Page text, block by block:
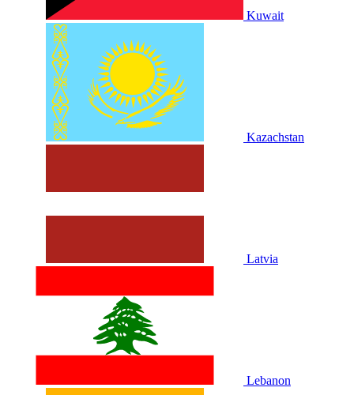
Kuwait
Kazachstan
Latvia
Lebanon